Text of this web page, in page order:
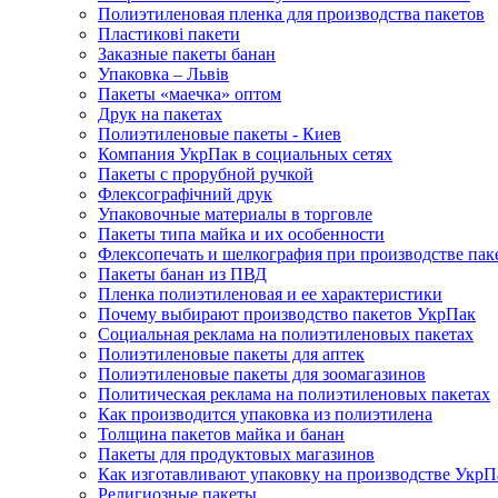
Полиэтиленовая пленка для производства пакетов
Пластикові пакети
Заказные пакеты банан
Упаковка – Львів
Пакеты «маечка» оптом
Друк на пакетах
Полиэтиленовые пакеты - Киев
Компания УкрПак в социальных сетях
Пакеты с прорубной ручкой
Флексографічний друк
Упаковочные материалы в торговле
Пакеты типа майка и их особенности
Флексопечать и шелкография при производстве
Пакеты банан из ПВД
Пленка полиэтиленовая и ее характеристики
Почему выбирают производство пакетов УкрПак
Социальная реклама на полиэтиленовых пакетах
Полиэтиленовые пакеты для аптек
Полиэтиленовые пакеты для зоомагазинов
Политическая реклама на полиэтиленовых пакетах
Как производится упаковка из полиэтилена
Толщина пакетов майка и банан
Пакеты для продуктовых магазинов
Как изготавливают упаковку на производстве
Религиозные пакеты